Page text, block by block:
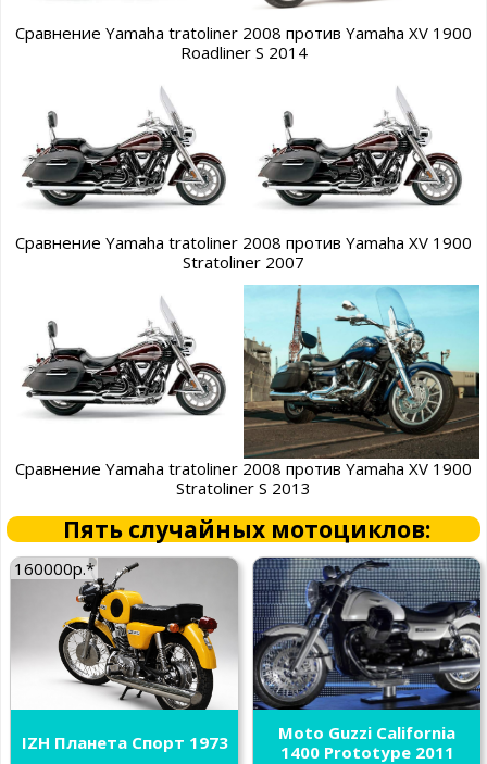
Сравнение Yamaha tratoliner 2008 против Yamaha XV 1900
Roadliner S 2014
Сравнение Yamaha tratoliner 2008 против Yamaha XV 1900
Stratoliner 2007
Сравнение Yamaha tratoliner 2008 против Yamaha XV 1900
Stratoliner S 2013
Пять случайных мотоциклов:
160000р.*
IZH Планета Спорт 1973
Moto Guzzi California
1400 Prototype 2011